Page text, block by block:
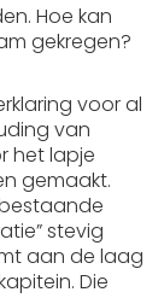
Hoe kan
gekregen?
voor al
van
het lapje
gemaakt.
stevig
aan de laag
Die